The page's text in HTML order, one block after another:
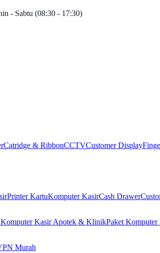
- Sabtu (08:30 - 17:30)
Catridge & RibbonCCTVCustomer Display
Printer KartuKomputer KasirCash Drawer
Komputer Kasir Apotek & KlinikPaket Komputer
Murah